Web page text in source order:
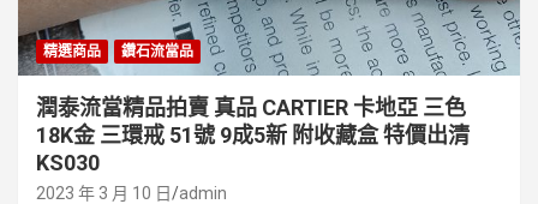
精選商品 鑽石流當品
潤泰流當精品拍賣 真品 CARTIER 卡地亞 三色
18K金 三環戒 51號 9成5新 附收藏盒 特價出清
KS030
2023 年 3 月 10 日 admin